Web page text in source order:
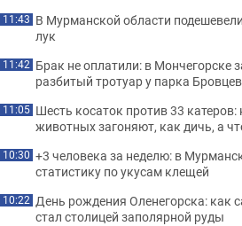
11:43 В Мурманской области
лук
11:42 Брак не оплатили: в Мончегорске
разбитый тротуар у парка
11:05 Шесть косаток против 33
животных загоняют, как дичь, а
10:30 +3 человека за неделю: в
статистику по укусам клещей
10:22 День рождения Оленегорска: как
стал столицей заполярной руды